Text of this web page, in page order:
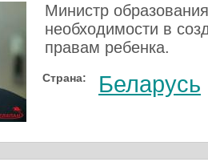
Министр
необходимости в
правам ребенка.
Страна: Беларусь